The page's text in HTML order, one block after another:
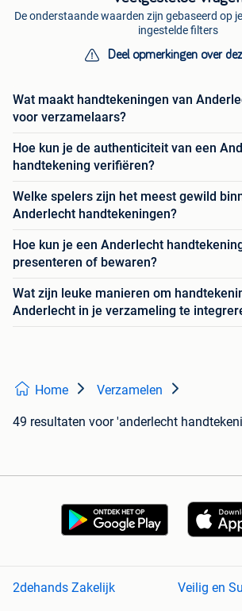
De onderstaande waarden zijn gebaseerd op
ingestelde filters
Deel opmerkingen over
Wat maakt handtekeningen van
voor verzamelaars?
Hoe kun je de authenticiteit van een
handtekening verifiëren?
Welke spelers zijn het meest gewild
Anderlecht handtekeningen?
Hoe kun je een Anderlecht
presenteren of bewaren?
Wat zijn leuke manieren om
Anderlecht in je verzameling te
Home Verzamelen
49 resultaten voor 'anderlecht
2dehands Zakelijk
Veilig en